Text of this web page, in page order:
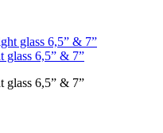
glass 6,5” & 7”
glass 6,5” & 7”